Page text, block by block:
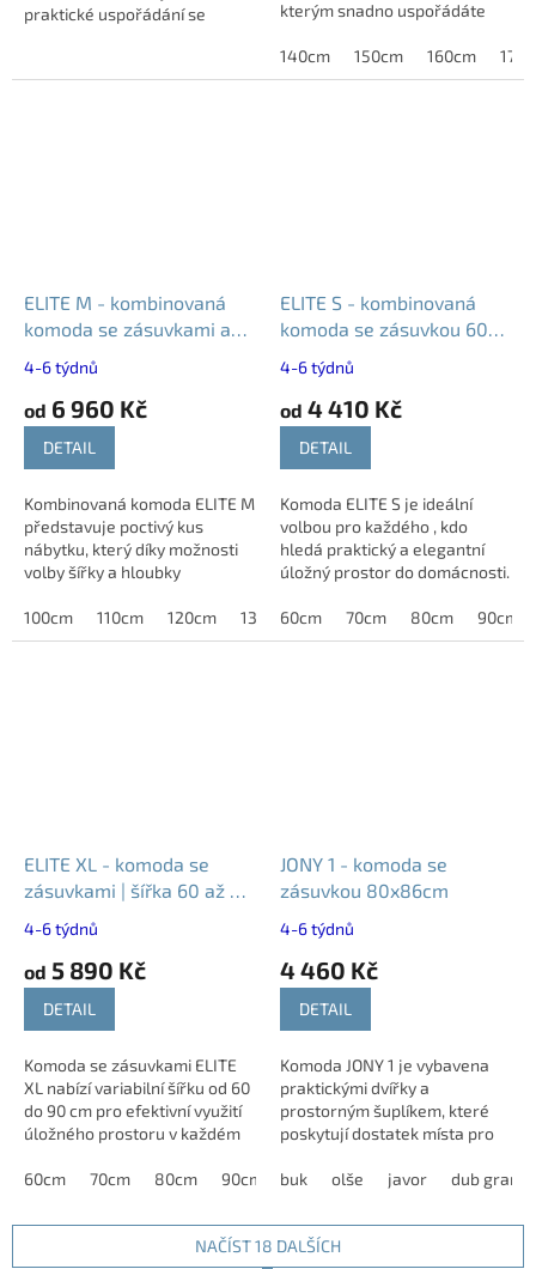
praktické uspořádání se
Poskytuje dostatek úložného
kterým snadno uspořádáte
zpracování a odolný materiál.
Široký výběr dekorů
140cm 150cm 160cm
ELITE M - kombinovaná
komoda se zásuvkami a
4-6 týdnů
od 6 960 Kč
DETAIL
Kombinovaná komoda ELITE M
představuje poctivý kus
nábytku, který díky možnosti
volby šířky a hloubky
vašim potřebám. Nabízí ideální
úložný prostor...
100cm 110cm 120cm 130cm
ELITE S - kombinovaná
komoda se zásuvkou 60
4-6 týdnů
od 4 410 Kč
DETAIL
Komoda ELITE S je ideální
volbou pro každého , kdo
hledá praktický a elegantní
úložný prostor do domácnosti.
skříňky poskytuje přehledné
uložení...
60cm 70cm 80cm 90cm
ELITE XL - komoda se
zásuvkami | šířka 60 až 90
4-6 týdnů
od 5 890 Kč
DETAIL
Komoda se zásuvkami ELITE
XL nabízí variabilní šířku od 60
do 90 cm pro efektivní využití
úložného prostoru v každém
kování zajišťují...
60cm 70cm 80cm 90cm
JONY 1 - komoda se
zásuvkou 80x86cm
4-6 týdnů
4 460 Kč
DETAIL
Komoda JONY 1 je vybavena
praktickými dvířky a
prostorným šuplíkem, které
poskytují dostatek místa pro
nabídce různých dekorů ji
buk olše javor dub
NAČÍST 18 DALŠÍCH